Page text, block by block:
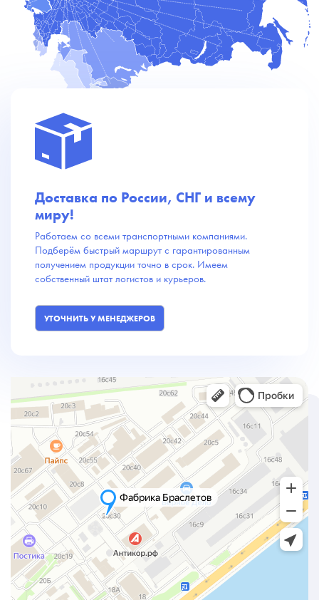
Доставка по России, СНГ и всему
миру!
Работаем со всеми транспортными компаниями.
Подберём быстрый маршрут с гарантированным
получением продукции точно в срок. Имеем
собственный штат логистов и курьеров.
УТОЧНИТЬ У МЕНЕДЖЕРОВ